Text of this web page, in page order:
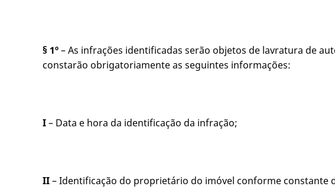
§ 1º– As infrações identificadas serão objetos de lavratura de
constarão obrigatoriamente as seguintes informações:
I– Data e hora da identificação da infração;
II– Identificação do proprietário do imóvel conforme constante